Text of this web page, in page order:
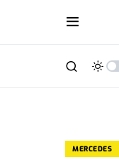
MERCEDES